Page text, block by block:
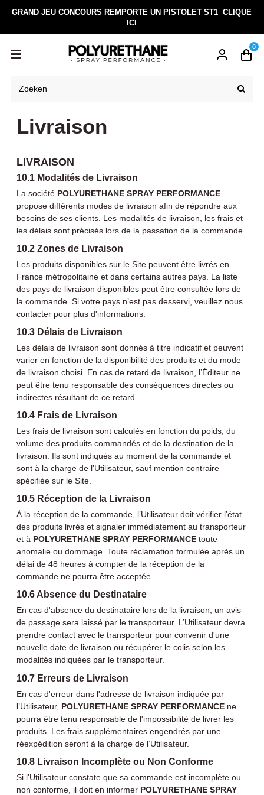
GRAND JEU CONCOURS REMPORTE UN PISTOLET ST1CLIQUE
ICI
0
Livraison
LIVRAISON
10.1 Modalités de Livraison
La société POLYURETHANE SPRAY PERFORMANCE
propose différents modes de livraison afin de répondre aux
besoins de ses clients. Les modalités de livraison, les frais et
les délais sont précisés lors de la passation de la commande.
10.2 Zones de Livraison
Les produits disponibles sur le Site peuvent être livrés en
France métropolitaine et dans certains autres pays. La liste
des pays de livraison disponibles peut être consultée lors de
la commande. Si votre pays n’est pas desservi, veuillez nous
contacter pour plus d'informations.
10.3 Délais de Livraison
Les délais de livraison sont donnés à titre indicatif et peuvent
varier en fonction de la disponibilité des produits et du mode
de livraison choisi. En cas de retard de livraison, l’Éditeur ne
peut être tenu responsable des conséquences directes ou
indirectes résultant de ce retard.
10.4 Frais de Livraison
Les frais de livraison sont calculés en fonction du poids, du
volume des produits commandés et de la destination de la
livraison. Ils sont indiqués au moment de la commande et
sont à la charge de l’Utilisateur, sauf mention contraire
spécifiée sur le Site.
10.5 Réception de la Livraison
À la réception de la commande, l’Utilisateur doit vérifier l’état
des produits livrés et signaler immédiatement au transporteur
et à POLYURETHANE SPRAY PERFORMANCE toute
anomalie ou dommage. Toute réclamation formulée après un
délai de 48 heures à compter de la réception de la
commande ne pourra être acceptée.
10.6 Absence du Destinataire
En cas d'absence du destinataire lors de la livraison, un avis
de passage sera laissé par le transporteur. L’Utilisateur devra
prendre contact avec le transporteur pour convenir d'une
nouvelle date de livraison ou récupérer le colis selon les
modalités indiquées par le transporteur.
10.7 Erreurs de Livraison
En cas d'erreur dans l'adresse de livraison indiquée par
l’Utilisateur, POLYURETHANE SPRAY PERFORMANCE ne
pourra être tenu responsable de l'impossibilité de livrer les
produits. Les frais supplémentaires engendrés par une
réexpédition seront à la charge de l’Utilisateur.
10.8 Livraison Incomplète ou Non Conforme
Si l’Utilisateur constate que sa commande est incomplète ou
non conforme, il doit en informer POLYURETHANE SPRAY